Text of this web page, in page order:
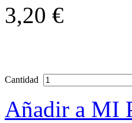
3,20 €
Cantidad
Añadir a MI